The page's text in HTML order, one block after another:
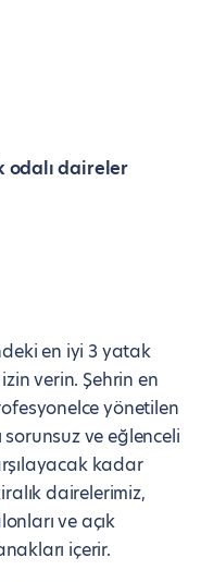
odalı daireler
en iyi 3 yatak
verin. Şehrin en
yönetilen
ve eğlenceli
kadar
dairelerimiz,
ve açık
içerir.